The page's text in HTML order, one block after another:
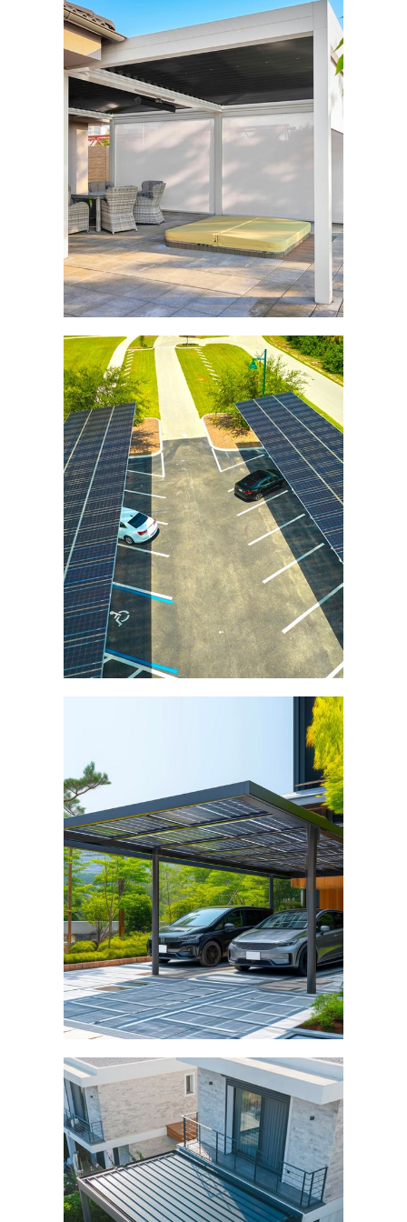
PERGOLA
BIOCLIMATIQUE
DÉCOUVRIR
PARKING
PHOTOVOLTAÏQUE
DÉCOUVRIR